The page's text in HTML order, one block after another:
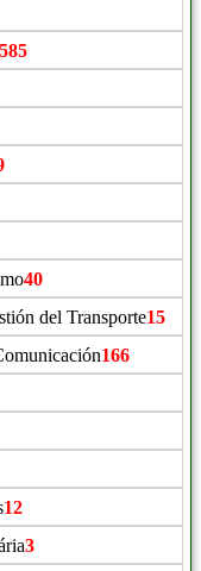
585
40
del Transporte15
166
12
3